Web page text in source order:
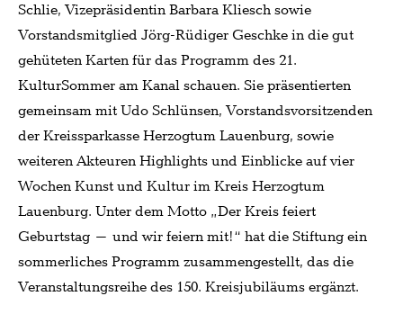
Schlie, Vizepräsidentin Barbara Kliesch sowie
Vorstandsmitglied Jörg-Rüdiger Geschke in die gut
gehüteten Karten für das Programm des 21.
KulturSommer am Kanal schauen. Sie präsentierten
gemeinsam mit Udo Schlünsen, Vorstandsvorsitzenden
der Kreissparkasse Herzogtum Lauenburg, sowie
weiteren Akteuren Highlights und Einblicke auf vier
Wochen Kunst und Kultur im Kreis Herzogtum
Lauenburg. Unter dem Motto „Der Kreis feiert
Geburtstag – und wir feiern mit!“ hat die Stiftung ein
sommerliches Programm zusammengestellt, das die
Veranstaltungsreihe des 150. Kreisjubiläums ergänzt.